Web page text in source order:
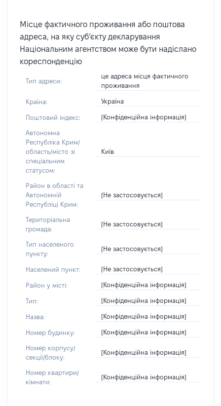
Місце фактичного проживання або поштова
адреса, на яку суб’єкту декларування
Національним агентством може бути надіслано
кореспонденцію
Тип адреси:
це адреса місця фактичного
проживання
Країна: Україна
Поштовий індекс: [Конфіденційна інформація]
Автономна
Республіка Крим/
область/місто зі
спеціальним
статусом:
Київ
Район в області та
Автономній
Республіці Крим:
[Не застосовується]
Територіальна
громада:
[Не застосовується]
Тип населеного
пункту:
[Не застосовується]
Населений пункт: [Не застосовується]
Район у місті: [Конфіденційна інформація]
Тип: [Конфіденційна інформація]
Назва: [Конфіденційна інформація]
Номер будинку: [Конфіденційна інформація]
Номер корпусу/
секції/блоку:
[Конфіденційна інформація]
Номер квартири/
кімнати:
[Конфіденційна інформація]